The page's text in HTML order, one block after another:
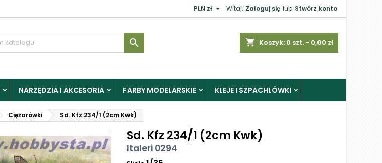
Witaj, Zaloguj się lub Stwórz konto
PLN zł 
shopping_cart Koszyk: 0 szt. - 0,00 zł

NARZĘDZIA I AKCESORIA FARBY MODELARSKIE KLEJE I SZPACHLÓWKI
Ciężarówki Sd. Kfz 234/1 (2cm Kwk)
Sd. Kfz 234/1 (2cm Kwk)
Italeri 0294